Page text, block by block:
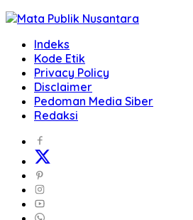
Indeks
Kode Etik
Privacy Policy
Disclaimer
Pedoman Media Siber
Redaksi